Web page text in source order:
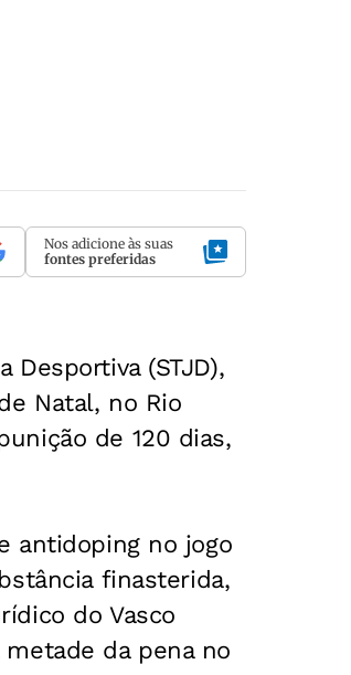
Nos adicione às suas
fontes preferidas
(STJD),
Natal, no Rio
de 120 dias,
antidoping no jogo
finasterida,
do Vasco
da pena no